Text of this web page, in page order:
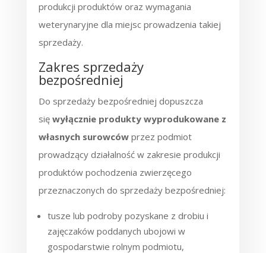
produkcji produktów oraz wymagania
weterynaryjne dla miejsc prowadzenia takiej
sprzedaży.
Zakres sprzedaży
bezpośredniej
Do sprzedaży bezpośredniej dopuszcza
się wyłącznie produkty wyprodukowane z
własnych surowcówprzez podmiot
prowadzący działalność w zakresie produkcji
produktów pochodzenia zwierzęcego
przeznaczonych do sprzedaży bezpośredniej:
tusze lub podroby pozyskane z drobiu i
zajęczaków poddanych ubojowi w
gospodarstwie rolnym podmiotu,